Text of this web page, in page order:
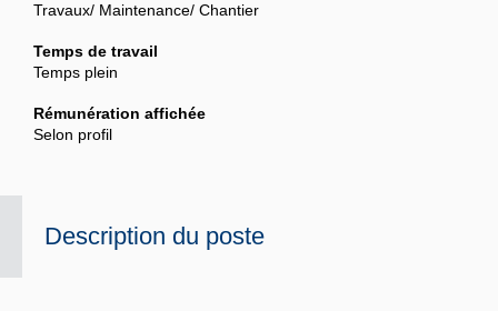
Description du poste
Travaux/ Maintenance/ Chantier
Temps de travail
Temps plein
Rémunération affichée
Selon profil